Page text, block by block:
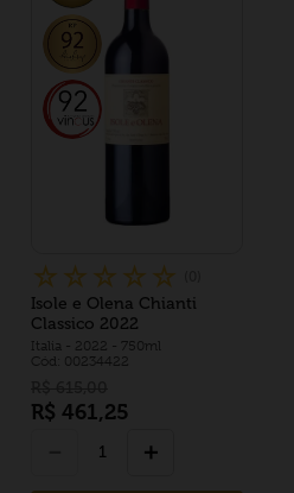
☆ ☆ ☆ ☆ ☆
Isole e Olena Chianti
Classico 2022
Italia - 2022 - 750ml
Cód: 00234422
R$ 461,25
＋